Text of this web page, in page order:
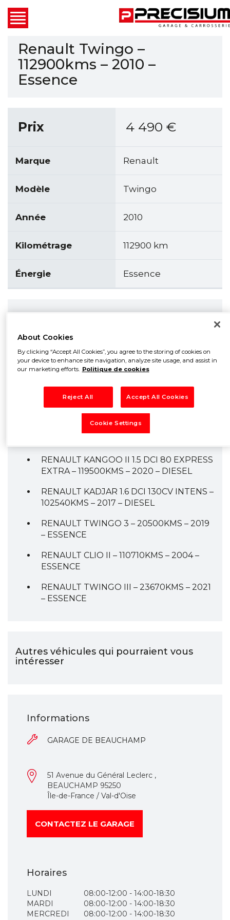
Renault Twingo –
112900kms – 2010 –
Essence
Prix 4 490 €
Marque Renault
Modèle Twingo
Année 2010
Kilométrage 112900 km
Énergie Essence
Twingo 1.2L 60Cv,Vitres électriques, Fermeture
centralisée, Direction assistée,Clim
manuel,Volant réglable,Commande au voltant,
Airbags, ABS, Lecteur cd/USB, Isofix,
Entièrement revissée
Véhicules de la même marque qui
RENAULT KANGOO II 1.5 DCI 80 EXPRESS
EXTRA – 119500KMS – 2020 – DIESEL
RENAULT KADJAR 1.6 DCI 130CV INTENS –
102540KMS – 2017 – DIESEL
RENAULT TWINGO 3 – 20500KMS – 2019
– ESSENCE
RENAULT CLIO II – 110710KMS – 2004 –
ESSENCE
RENAULT TWINGO III – 23670KMS – 2021
– ESSENCE
Autres véhicules qui pourraient vous
intéresser
Informations
GARAGE DE BEAUCHAMP
51 Avenue du Général Leclerc ,
BEAUCHAMP 95250
Île-de-France / Val-d'Oise
CONTACTEZ LE GARAGE
Horaires
LUNDI
08:00-12:00 - 14:00-18:30
MARDI
08:00-12:00 - 14:00-18:30
MERCREDI
08:00-12:00 - 14:00-18:30
About Cookies
By clicking “Accept All Cookies”, you agree to the storing of cookies on
your device to enhance site navigation, analyze site usage, and assist in
our marketing efforts. Politique de cookies
Reject All Accept All Cookies
Cookie Settings